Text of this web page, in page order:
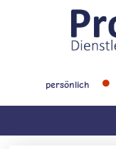
persönlich